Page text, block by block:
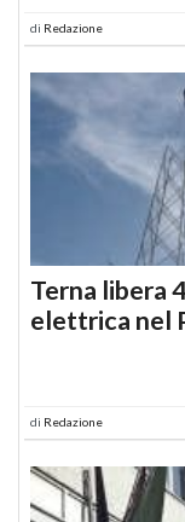
di Redazione
Terna libera
elettrica nel
di Redazione